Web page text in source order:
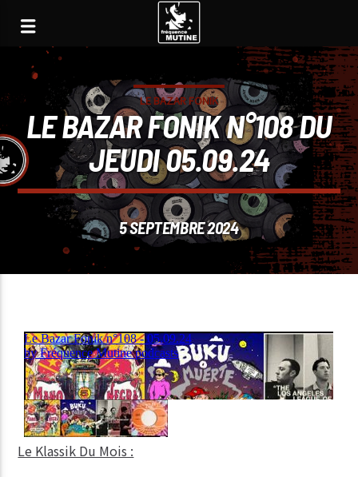
LE BAZAR FONIK
LE BAZAR FONIK N°108 DU
JEUDI 05.09.24
5 SEPTEMBRE 2024
Le Klassik Du Mois :